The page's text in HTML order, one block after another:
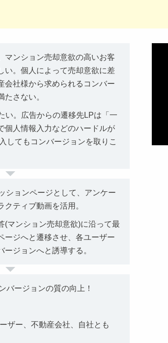
マンション売却意欲の高いお客
い。個人によって売却意欲に差
会社様から求められるコンバー
たさない。
い。広告からの遷移先LPは「一
個人情報入力などのハードルが
してもコンバージョンを取りこ
ションページとして、アンケー
クティブ動画を活用。
(マンション売却意欲)に沿って最
ージへと遷移させ、各ユーザー
ージョンへと誘導する。
バージョンの質の向上！
ザー、不動産会社、自社とも